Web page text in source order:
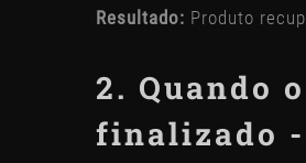
Resultado: Produto
2. Quando
finalizado